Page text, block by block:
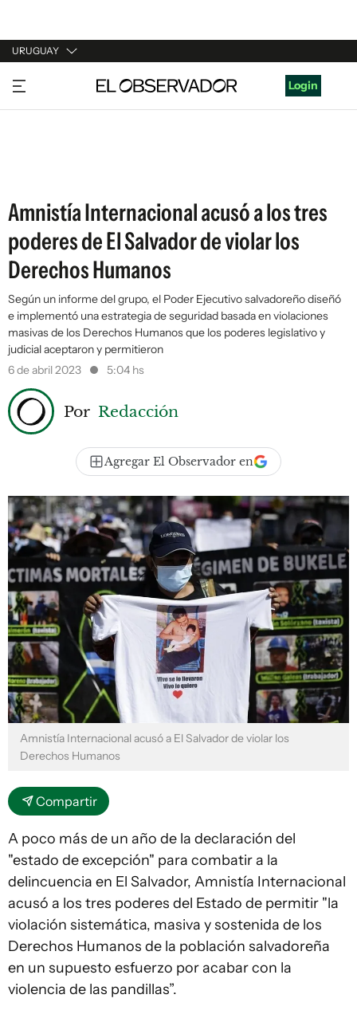
URUGUAY
URUGUAY
ARGENTINA
Login
Amnistía Internacional acusó a los tres
poderes de El Salvador de violar los
Derechos Humanos
Según un informe del grupo, el Poder Ejecutivo salvadoreño diseñó
e implementó una estrategia de seguridad basada en violaciones
masivas de los Derechos Humanos que los poderes legislativo y
judicial aceptaron y permitieron
6 de abril 2023
5:04 hs
Por Redacción
Agregar El Observador en
Amnistía Internacional acusó a El Salvador de violar los
Derechos Humanos
Compartir
A poco más de un año de la declaración del
"estado de excepción" para combatir a la
delincuencia en El Salvador, Amnistía Internacional
acusó a los tres poderes del Estado de permitir "la
violación sistemática, masiva y sostenida de los
Derechos Humanos de la población salvadoreña
en un supuesto esfuerzo por acabar con la
violencia de las pandillas”.